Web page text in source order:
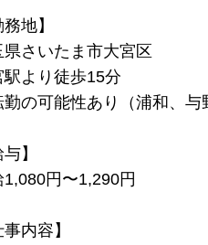
務地】
県さいたま市大宮区
駅より徒歩15分
の可能性あり（浦和、与
与】
1,080円〜1,290円
事内容】